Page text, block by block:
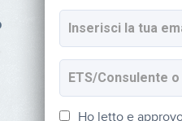
Iscriviti
Ho letto e